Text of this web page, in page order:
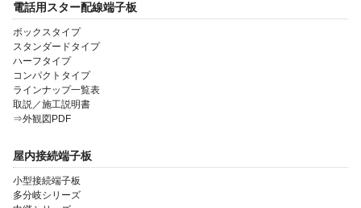
採用情報
電話用スター配線端子板
ボックスタイプ
スタンダードタイプ
ハーフタイプ
コンパクトタイプ
ラインナップ一覧表
取説／施工説明書
⇒外観図PDF
屋内接続端子板
小型接続端子板
多分岐シリーズ